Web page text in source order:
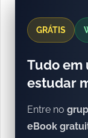
GRÁTIS
Tudo em
estudar
Entre no
eBook